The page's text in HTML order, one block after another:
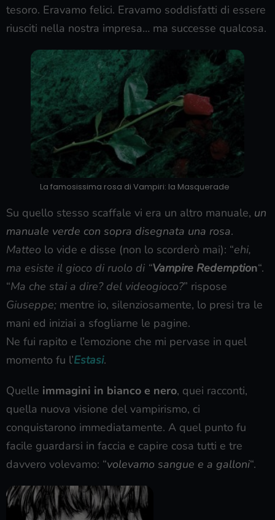
tesoro. Eravamo felici. Eravamo soddisfatti di essere
riusciti nella nostra impresa… ma successe qualcosa.
La famosissima rosa di Vampiri: la Masquerade
Su quello stesso scaffale vi era un altro manuale, un
manuale verde con sopra disegnata una rosa.
Matteo lo vide e disse (non lo scorderò mai): “ehi,
ma esiste il gioco di ruolo di “Vampire Redemption“.
“Ma che stai a dire? del videogioco?” rispose
Giuseppe; mentre io, silenziosamente, lo presi tra le
mani ed iniziai a sfogliarne le pagine.
Ne fui rapito e l’emozione che mi pervase in quel
momento fu l’Estasi.
Quelle immagini in bianco e nero, quei racconti,
quella nuova visione del vampirismo, ci
conquistarono immediatamente. A quel punto fu
facile guardarsi in faccia e capire cosa tutti e tre
davvero volevamo: “volevamo sangue e a galloni“.